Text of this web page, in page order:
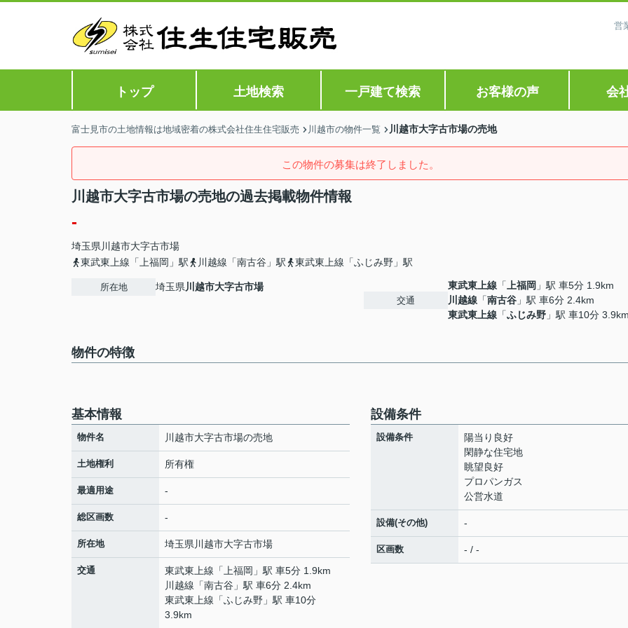
営
トップ 土地検索 一戸建て検索 お客様の声 会
富士見市の土地情報は地域密着の株式会社住生住宅販売 川越市の物件一覧 川越市大字古市場の売地
この物件の募集は終了しました。
川越市大字古市場の売地の過去掲載物件情報
-
埼玉県 川越市大字古市場
東武東上線「上福岡」駅
川越線「南古谷」駅 東武東上線「ふじみ野」駅
所在地 埼玉県川越市大字古市場
交通
東武東上線 「 上福岡 」駅 車5分 1.9km
川越線 「南古谷 」駅 車6分 2.4km
東武東上線 「ふじみ野 」駅 車10分
物件の特徴
基本情報
物件名 川越市大字古市場の売地
土地権利 所有権
最適用途 -
総区画数 -
所在地 埼玉県 川越市大字古市場
交通 東武東上線 「 上福岡 」駅 車5分 1.9km
川越線 「南古谷 」駅 車6分 2.4km
東武東上線 「ふじみ野 」駅 車10分
3.9km
設備条件
設備条件
陽当り良好
閑静な住宅地
眺望良好
プロパンガス
公営水道
設備(その他) -
区画数 - / -